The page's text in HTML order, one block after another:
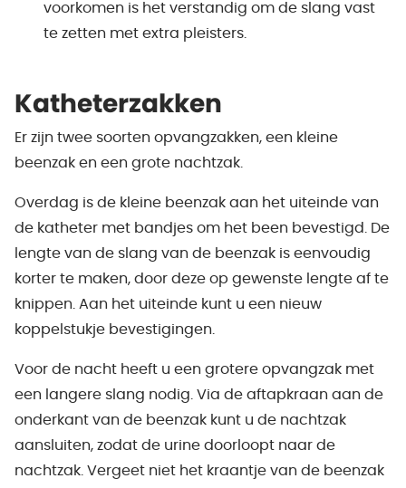
voorkomen is het verstandig om de slang vast
te zetten met extra pleisters.
Katheterzakken
Er zijn twee soorten opvangzakken, een kleine
beenzak en een grote nachtzak.
Overdag is de kleine beenzak aan het uiteinde van
de katheter met bandjes om het been bevestigd. De
lengte van de slang van de beenzak is eenvoudig
korter te maken, door deze op gewenste lengte af te
knippen. Aan het uiteinde kunt u een nieuw
koppelstukje bevestigingen.
Voor de nacht heeft u een grotere opvangzak met
een langere slang nodig. Via de aftapkraan aan de
onderkant van de beenzak kunt u de nachtzak
aansluiten, zodat de urine doorloopt naar de
nachtzak. Vergeet niet het kraantje van de beenzak